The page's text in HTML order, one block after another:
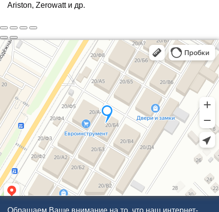
Ariston, Zerowatt и др.
Обращаем Ваше внимание на то, что наш интернет-